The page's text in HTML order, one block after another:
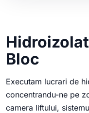
Bloc
Executam lucrari de
concentrandu-ne pe
camera liftului,